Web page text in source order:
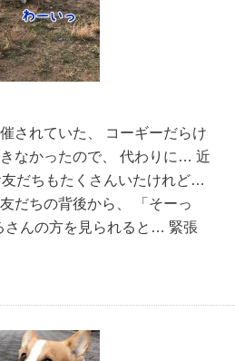
されていた、 コーギーだらけ
なかったので、 代わりに… 近
友だちもたくさんいたけれど…
だちの背後から、 「そーっ
さんの方を見られると… 緊張